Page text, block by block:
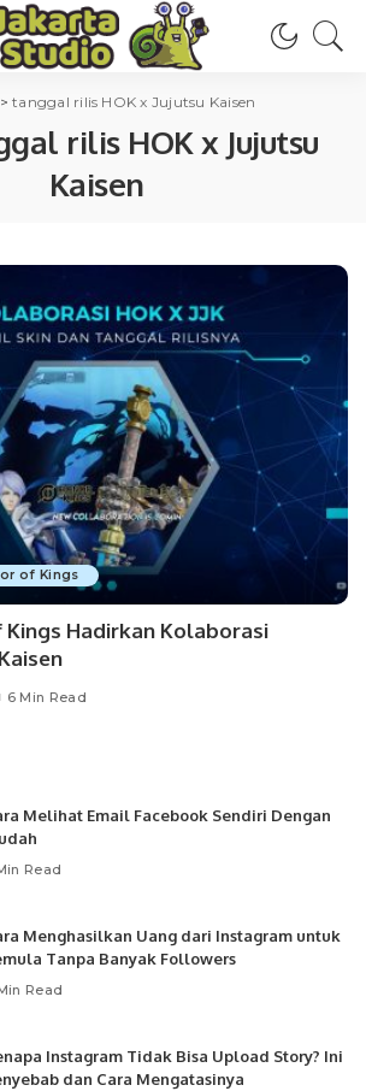
>tanggal rilis HOK x Jujutsu Kaisen
rilis HOK x Jujutsu
Kaisen
of Kings
Kings Hadirkan Kolaborasi
6 Min Read
Melihat Email Facebook Sendiri Dengan
Read
Menghasilkan Uang dari Instagram untuk
Tanpa Banyak Followers
Read
Instagram Tidak Bisa Upload Story? Ini
dan Cara Mengatasinya